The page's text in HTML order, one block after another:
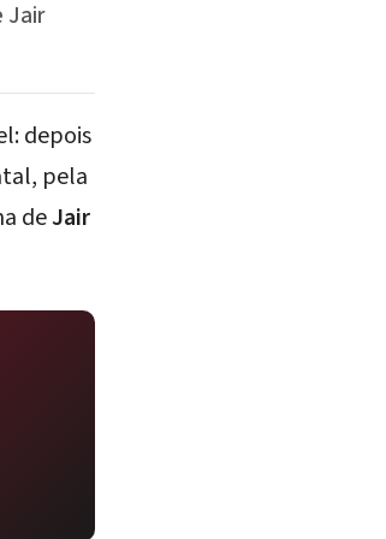
Jair
depois
pela
deJair